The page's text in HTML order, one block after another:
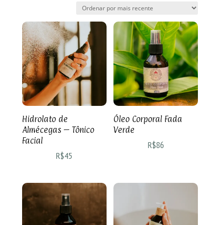
mais
recente
Hidrolato de
Almécegas – Tônico
Facial
R$45
Óleo Corporal Fada
Verde
R$86